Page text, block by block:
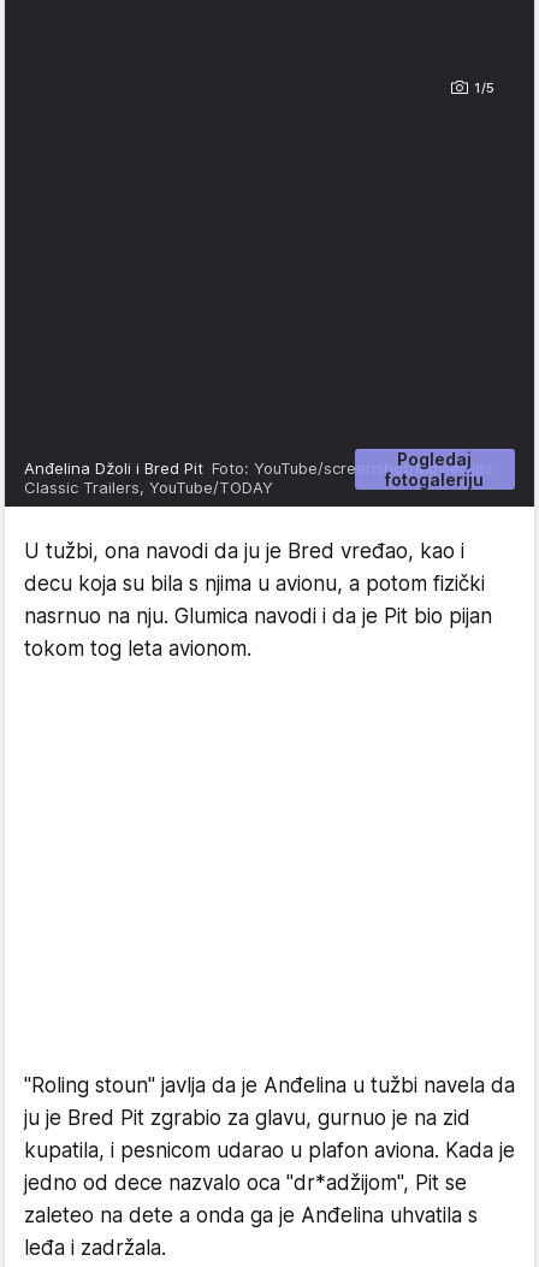
1/5
Pogledaj
fotogaleriju
Anđelina Džoli i Bred Pit Foto: YouTube/screenshot/Movieclips
Classic Trailers, YouTube/TODAY
U tužbi, ona navodi da ju je Bred vređao, kao i
decu koja su bila s njima u avionu, a potom fizički
nasrnuo na nju. Glumica navodi i da je Pit bio pijan
tokom tog leta avionom.
"Roling stoun" javlja da je Anđelina u tužbi navela da
ju je Bred Pit zgrabio za glavu, gurnuo je na zid
kupatila, i pesnicom udarao u plafon aviona. Kada je
jedno od dece nazvalo oca "dr*adžijom", Pit se
zaleteo na dete a onda ga je Anđelina uhvatila s
leđa i zadržala.